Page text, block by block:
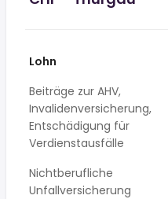
Lohn
Beiträge zur AHV,
Invalidenversicherung,
Entschädigung für
Verdienstausfälle
Nichtberufliche
Unfallversicherung